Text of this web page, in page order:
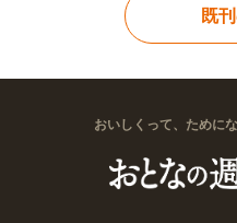
既
おいしくって、ために